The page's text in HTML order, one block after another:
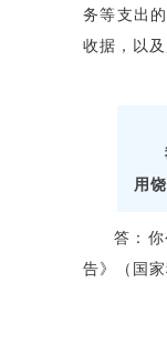
务等支出
收据，以
用
答：
告》（国